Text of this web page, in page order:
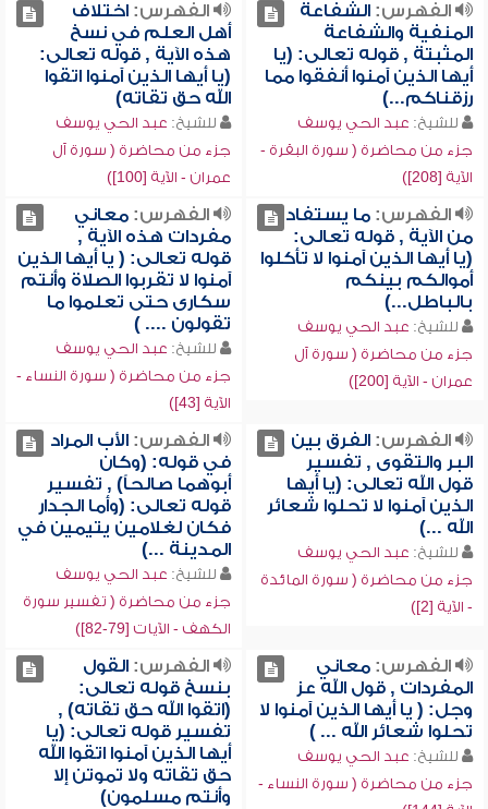
الفهرس:الشفاعة
المنفية والشفاعة
المثبتة , قوله تعالى: (يا
أيها الذين آمنوا أنفقوا مما
رزقناكم...)
للشيخ: عبد الحي يوسف
جزء من محاضرة ( سورة البقرة -
الآية [208])
الفهرس:اختلاف
أهل العلم في نسخ
هذه الآية , قوله تعالى:
(يا أيها الذين آمنوا اتقوا
الله حق تقاته)
للشيخ: عبد الحي يوسف
جزء من محاضرة ( سورة آل
عمران - الآية [100])
الفهرس:ما يستفاد
من الآية , قوله تعالى:
(يا أيها الذين آمنوا لا تأكلوا
أموالكم بينكم
بالباطل...)
للشيخ: عبد الحي يوسف
جزء من محاضرة ( سورة آل
عمران - الآية [200])
الفهرس:معاني
مفردات هذه الآية ,
قوله تعالى: ( يا أيها الذين
آمنوا لا تقربوا الصلاة وأنتم
سكارى حتى تعلموا ما
تقولون .... )
للشيخ: عبد الحي يوسف
جزء من محاضرة ( سورة النساء -
الآية [43])
الفهرس:الفرق بين
البر والتقوى , تفسير
قول الله تعالى: (يا أيها
الذين آمنوا لا تحلوا شعائر
الله ...)
للشيخ: عبد الحي يوسف
جزء من محاضرة ( سورة المائدة
- الآية [2])
الفهرس:الأب المراد
في قوله: (وكان
أبوهما صالحاً) , تفسير
قوله تعالى: (وأما الجدار
فكان لغلامين يتيمين في
المدينة ...)
للشيخ: عبد الحي يوسف
جزء من محاضرة ( تفسير سورة
الكهف - الآيات [79-82])
الفهرس:معاني
المفردات , قول الله عز
وجل: ( يا أيها الذين آمنوا لا
تحلوا شعائر الله ... )
للشيخ: عبد الحي يوسف
جزء من محاضرة ( سورة النساء -
الفهرس:القول
بنسخ قوله تعالى:
(اتقوا الله حق تقاته) ,
تفسير قوله تعالى: (يا
أيها الذين آمنوا اتقوا الله
حق تقاته ولا تموتن إلا
وأنتم مسلمون)